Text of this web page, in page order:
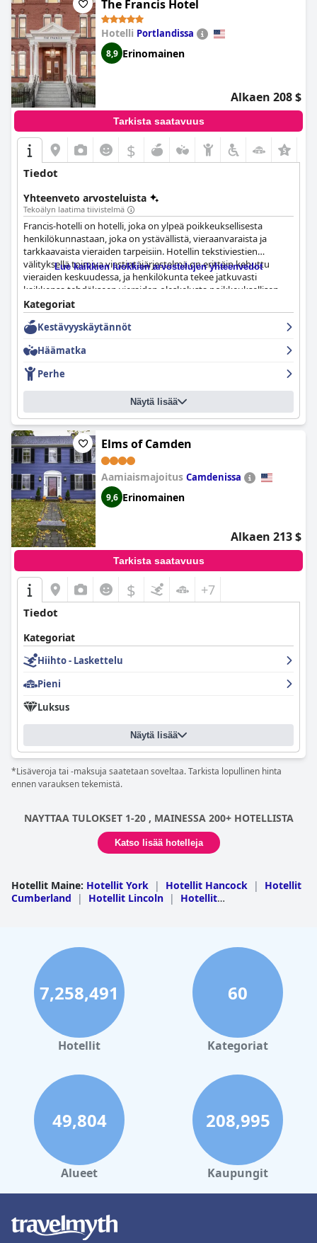
The Francis Hotel
Hotelli Portlandissa
8,9 Erinomainen
Alkaen 208 $
Tarkista saatavuus
$
Tiedot
Yhteenveto arvosteluista
Tekoälyn laatima tiivistelmä
Francis-hotelli on hotelli, joka on ylpeä poikkeuksellisesta
henkilökunnastaan, joka on ystävällistä, vieraanvaraista ja
tarkkaavaista vieraiden tarpeisiin. Hotellin tekstiviestien
välityksellä toimiva viestintäjärjestelmä on erittäin kehuttu
vieraiden keskuudessa, ja henkilökunta tekee jatkuvasti
kaikkensa tehdäkseen vieraiden oleskelusta poikkeuksellisen.
Henkilökunnan jäsenet, kuten Roman, Natalie ja emäntä Tess,
ovat erityisen upeita, mutta koko tiimiä kuvataan lämpimäksi,
ystävälliseksi ja innokkaaksi auttamaan. Tarvitsitpa apua sisään-
ravintoloista tai mitä tahansa siltä väliltä, The Francis -hotellin
henkilökunta tekee kokemuksestasi todella unohtumattoman.
Lue kaikkien luokkien arvostelujen yhteenvedot
Kategoriat
Kestävyyskäytännöt
Häämatka
Perhe
Näytä lisää
Elms of Camden
Aamiaismajoitus Camdenissa
9,6 Erinomainen
Alkaen 213 $
Tarkista saatavuus
$ +7
Tiedot
Kategoriat
Hiihto - Laskettelu
Pieni
Luksus
Näytä lisää
*Lisäveroja tai -maksuja saatetaan soveltaa. Tarkista lopullinen hinta
ennen varauksen tekemistä.
NAYTTAA TULOKSET 1-20 , MAINESSA 200+ HOTELLISTA
Katso lisää hotelleja
Hotellit Maine: Hotellit York | Hotellit Hancock |
Hotellit
Cumberland
| Hotellit Lincoln |
Hotellit
| Hotellit Aroostook
Somerset
Hotellit Sagadahoc Hotellit Androscoggin
7,258,491
Hotellit
60
Kategoriat
49,804
Alueet
208,995
Kaupungit